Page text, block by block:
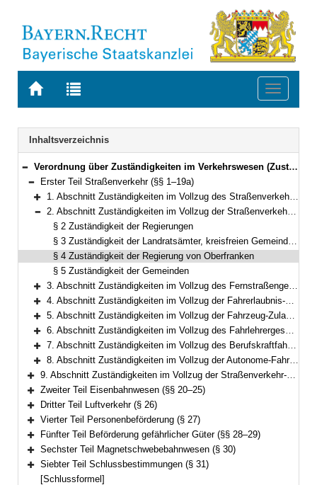
Zur
BAYERN.RECHT
Zur
letzten
Suche
Toggle
Navigation
Inhaltsverzeichnis
Bereich reduzieren
Verordnung über Zuständigkeiten im Verkehrswesen (ZustVVerk) Vom 22. Dezember 1998 (GVBl. S. 1025) BayRS 9210-2-I/B (§§ 1–31)
Bereich reduzieren
Erster Teil Straßenverkehr (§§ 1–19a)
Bereich erweitern
1. Abschnitt Zuständigkeiten im Vollzug des Straßenverkehrsgesetzes (StVG) (§§ 1–1a)
Bereich reduzieren
2. Abschnitt Zuständigkeiten im Vollzug der Straßenverkehrs-Ordnung (StVO) (§§ 2–5)
§ 2 Zuständigkeit der Regierungen
§ 3 Zuständigkeit der Landratsämter, kreisfreien Gemeinden und Großen Kreisstädte
§ 4 Zuständigkeit der Regierung von Oberfranken
§ 5 Zuständigkeit der Gemeinden
Bereich erweitern
3. Abschnitt Zuständigkeiten im Vollzug des Fernstraßengesetzes (FStrG) (§ 6)
Bereich erweitern
4. Abschnitt Zuständigkeiten im Vollzug der Fahrerlaubnis-Verordnung (FeV) (§§ 7–12)
Bereich erweitern
5. Abschnitt Zuständigkeiten im Vollzug der Fahrzeug-Zulassungsverordnung (FZV), der Straßenverkehrs-Zulassungs-Ordnung (StVZO) und der EG-Fahrzeuggenehmigungsverordnung (EG-FGV) (§§ 13–15)
Bereich erweitern
6. Abschnitt Zuständigkeiten im Vollzug des Fahrlehrergesetzes, der Durchführungsverordnung zum Fahrlehrergesetz, der Fahrlehrer-Ausbildungsverordnung, der Fahrschüler-Ausbildungsordnung und der Fahrlehrer-Prüfungsverordnung (§§ 16–17)
Bereich erweitern
7. Abschnitt Zuständigkeiten im Vollzug des Berufskraftfahrerqualifikationsgesetzes (BKrFQG) (§§ 18–19)
Bereich erweitern
8. Abschnitt Zuständigkeiten im Vollzug der Autonome-Fahrzeuge-Genehmigungs-und-Betriebs-Verordnung (AFGBV) (§ 19a)
Bereich erweitern
9. Abschnitt Zuständigkeiten im Vollzug der Straßenverkehr-Fernlenk-Verordnung (StVFernLV) (§ 19b)
Bereich erweitern
Zweiter Teil Eisenbahnwesen (§§ 20–25)
Bereich erweitern
Dritter Teil Luftverkehr (§ 26)
Bereich erweitern
Vierter Teil Personenbeförderung (§ 27)
Bereich erweitern
Fünfter Teil Beförderung gefährlicher Güter (§§ 28–29)
Bereich erweitern
Sechster Teil Magnetschwebebahnwesen (§ 30)
Bereich erweitern
Siebter Teil Schlussbestimmungen (§ 31)
[Schlussformel]